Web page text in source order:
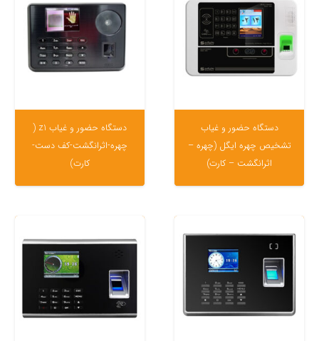
دستگاه حضور و غیاب
تشخیص چهره ایگل (چهره –
اثرانگشت – کارت)
دستگاه حضور و غیاب z1 (
چهره-اثرانگشت-کف دست-
کارت)